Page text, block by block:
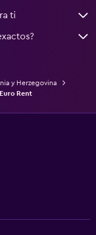
ti
y Herzegovina
Euro Rent